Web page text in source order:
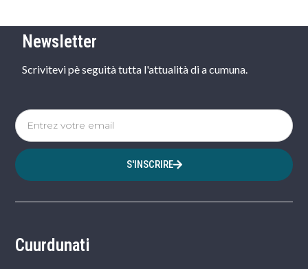
Newsletter
Scrivitevi pè seguità tutta l'attualità di a cumuna.
S'INSCRIRE
Cuurdunati